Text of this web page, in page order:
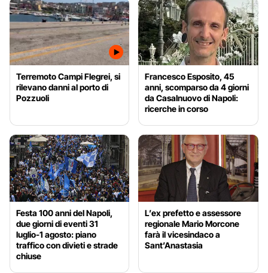
Terremoto Campi Flegrei, si
rilevano danni al porto di
Pozzuoli
Francesco Esposito, 45
anni, scomparso da 4 giorni
da Casalnuovo di Napoli:
ricerche in corso
Festa 100 anni del Napoli,
due giorni di eventi 31
luglio-1 agosto: piano
traffico con divieti e strade
chiuse
L’ex prefetto e assessore
regionale Mario Morcone
farà il vicesindaco a
Sant’Anastasia